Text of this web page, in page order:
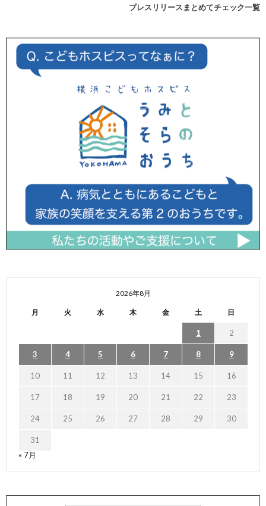
プレスリリースまとめてチェック一覧
2026年8月
月 火 水 木 金 土 日
1 2
3 4 5 6 7 8 9
10 11 12 13 14 15 16
17 18 19 20 21 22 23
24 25 26 27 28 29 30
31
« 7月